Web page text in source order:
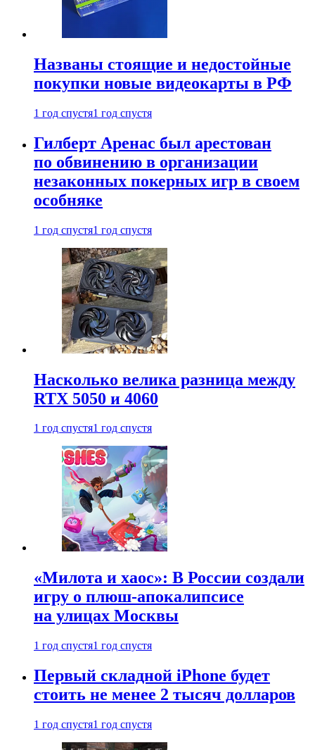
Названы стоящие и недостойные
покупки новые видеокарты в РФ
1 год спустя1 год спустя
Гилберт Аренас был арестован
по обвинению в организации
незаконных покерных игр в своем
особняке
1 год спустя1 год спустя
Насколько велика разница между
RTX 5050 и 4060
1 год спустя1 год спустя
«Милота и хаос»: В России создали
игру о плюш-апокалипсисе
на улицах Москвы
1 год спустя1 год спустя
Первый складной iPhone будет
стоить не менее 2 тысяч долларов
1 год спустя1 год спустя